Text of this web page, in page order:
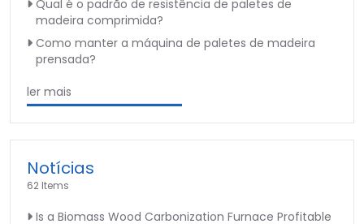
Qual é o padrão de resistência de paletes de
madeira comprimida?
Como manter a máquina de paletes de madeira
prensada?
ler mais
Notícias
62 Items
Is a Biomass Wood Carbonization Furnace Profitable